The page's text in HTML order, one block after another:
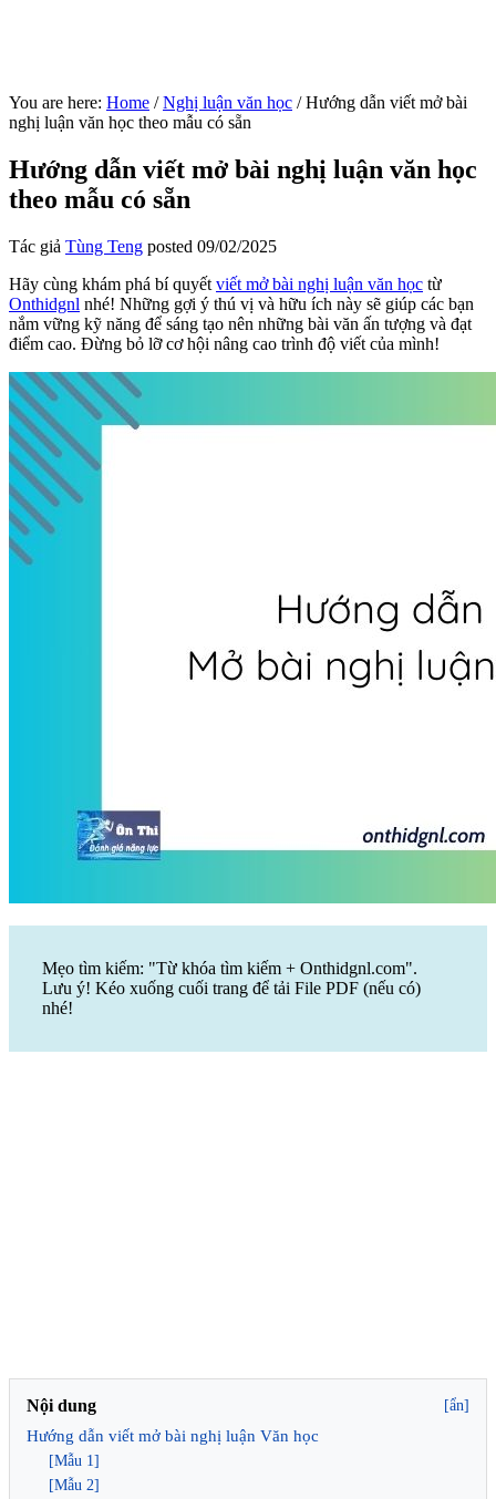
You are here: Home / Nghị luận văn học /Hướng dẫn viết mở bài
nghị luận văn học theo mẫu có sẵn
Hướng dẫn viết mở bài nghị luận văn học
theo mẫu có sẵn
Tác giả Tùng Teng posted 09/02/2025
Hãy cùng khám phá bí quyết viết mở bài nghị luận văn học từ
Onthidgnl nhé! Những gợi ý thú vị và hữu ích này sẽ giúp các bạn
nắm vững kỹ năng để sáng tạo nên những bài văn ấn tượng và đạt
điểm cao. Đừng bỏ lỡ cơ hội nâng cao trình độ viết của mình!
Mẹo tìm kiếm: "Từ khóa tìm kiếm + Onthidgnl.com".
Lưu ý! Kéo xuống cuối trang để tải File PDF (nếu có)
nhé!
Nội dung [ẩn]
Hướng dẫn viết mở bài nghị luận Văn học
[Mẫu 1]
[Mẫu 2]